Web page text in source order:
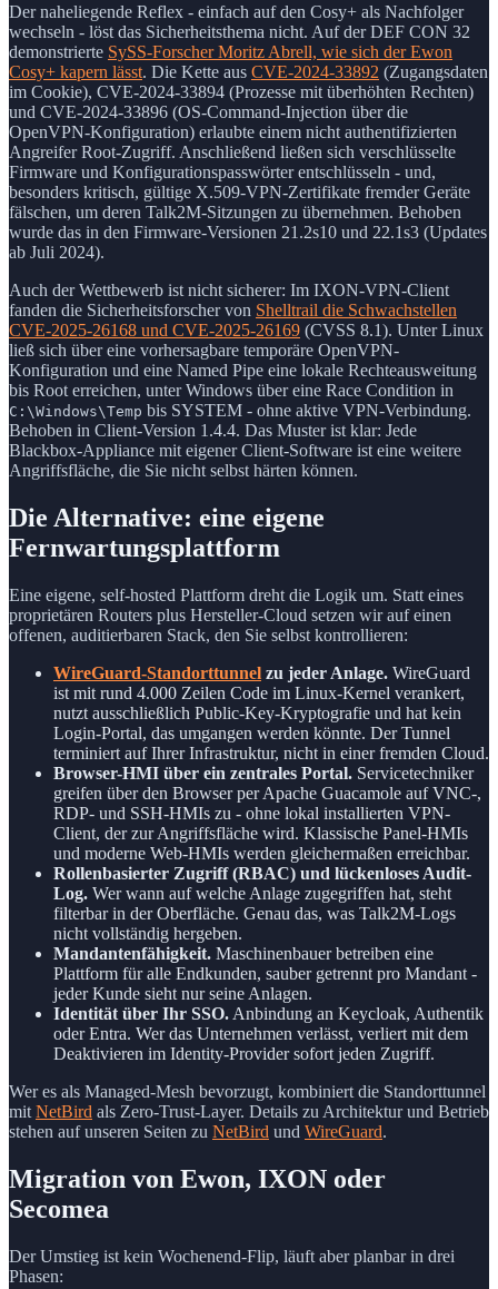
Der naheliegende Reflex - einfach auf den Cosy+ als Nachfolger
wechseln - löst das Sicherheitsthema nicht. Auf der DEF CON 32
demonstrierte SySS-Forscher Moritz Abrell, wie sich der Ewon
Cosy+ kapern lässt. Die Kette aus CVE-2024-33892 (Zugangsdaten
im Cookie), CVE-2024-33894 (Prozesse mit überhöhten Rechten)
und CVE-2024-33896 (OS-Command-Injection über die
OpenVPN-Konfiguration) erlaubte einem nicht authentifizierten
Angreifer Root-Zugriff. Anschließend ließen sich verschlüsselte
Firmware und Konfigurationspasswörter entschlüsseln - und,
besonders kritisch, gültige X.509-VPN-Zertifikate fremder Geräte
fälschen, um deren Talk2M-Sitzungen zu übernehmen. Behoben
wurde das in den Firmware-Versionen 21.2s10 und 22.1s3 (Updates
ab Juli 2024).
Auch der Wettbewerb ist nicht sicherer: Im IXON-VPN-Client
fanden die Sicherheitsforscher von Shelltrail die Schwachstellen
CVE-2025-26168 und CVE-2025-26169 (CVSS 8.1). Unter Linux
ließ sich über eine vorhersagbare temporäre OpenVPN-
Konfiguration und eine Named Pipe eine lokale Rechteausweitung
bis Root erreichen, unter Windows über eine Race Condition in
C:\Windows\Temp bis SYSTEM - ohne aktive VPN-Verbindung.
Behoben in Client-Version 1.4.4. Das Muster ist klar: Jede
Blackbox-Appliance mit eigener Client-Software ist eine weitere
Angriffsfläche, die Sie nicht selbst härten können.
Die Alternative: eine eigene
Fernwartungsplattform
Eine eigene, self-hosted Plattform dreht die Logik um. Statt eines
proprietären Routers plus Hersteller-Cloud setzen wir auf einen
offenen, auditierbaren Stack, den Sie selbst kontrollieren:
WireGuard-Standorttunnel zu jeder Anlage. WireGuard
ist mit rund 4.000 Zeilen Code im Linux-Kernel verankert,
nutzt ausschließlich Public-Key-Kryptografie und hat kein
Login-Portal, das umgangen werden könnte. Der Tunnel
terminiert auf Ihrer Infrastruktur, nicht in einer fremden Cloud.
Browser-HMI über ein zentrales Portal. Servicetechniker
greifen über den Browser per Apache Guacamole auf VNC-,
RDP- und SSH-HMIs zu - ohne lokal installierten VPN-
Client, der zur Angriffsfläche wird. Klassische Panel-HMIs
und moderne Web-HMIs werden gleichermaßen erreichbar.
Rollenbasierter Zugriff (RBAC) und lückenloses Audit-
Log. Wer wann auf welche Anlage zugegriffen hat, steht
filterbar in der Oberfläche. Genau das, was Talk2M-Logs
nicht vollständig hergeben.
Mandantenfähigkeit. Maschinenbauer betreiben eine
Plattform für alle Endkunden, sauber getrennt pro Mandant -
jeder Kunde sieht nur seine Anlagen.
Identität über Ihr SSO. Anbindung an Keycloak, Authentik
oder Entra. Wer das Unternehmen verlässt, verliert mit dem
Deaktivieren im Identity-Provider sofort jeden Zugriff.
Wer es als Managed-Mesh bevorzugt, kombiniert die Standorttunnel
mit NetBird als Zero-Trust-Layer. Details zu Architektur und Betrieb
stehen auf unseren Seiten zu NetBird und WireGuard.
Migration von Ewon, IXON oder
Secomea
Der Umstieg ist kein Wochenend-Flip, läuft aber planbar in drei
Phasen: